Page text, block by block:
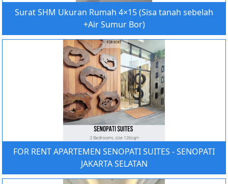
Surat SHM Ukuran Rumah 4×15 (Sisa tanah sebelah
+Air Sumur Bor)
FOR RENT APARTEMEN SENOPATI SUITES - SENOPATI
JAKARTA SELATAN